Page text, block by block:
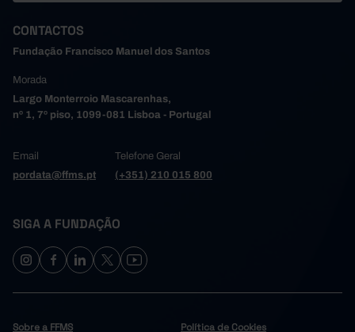
CONTACTOS
Fundação Francisco Manuel dos Santos
Morada
Largo Monterroio Mascarenhas,
nº 1, 7º piso, 1099-081 Lisboa - Portugal
Email
pordata@ffms.pt
Telefone Geral
(+351) 210 015 800
SIGA A FUNDAÇÃO
Sobre a FFMS Política de Cookies